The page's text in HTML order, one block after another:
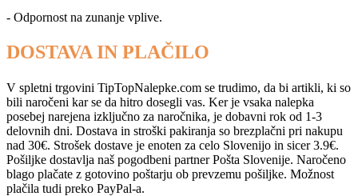
- Odpornost na zunanje vplive.
DOSTAVA IN PLAČILO
V spletni trgovini TipTopNalepke.com se trudimo, da bi artikli, ki so
bili naročeni kar se da hitro dosegli vas. Ker je vsaka nalepka
posebej narejena izključno za naročnika, je dobavni rok od 1-3
delovnih dni. Dostava in stroški pakiranja so brezplačni pri nakupu
nad 30€. Strošek dostave je enoten za celo Slovenijo in sicer 3.9€.
Pošiljke dostavlja naš pogodbeni partner Pošta Slovenije. Naročeno
blago plačate z gotovino poštarju ob prevzemu pošiljke. Možnost
plačila tudi preko PayPal-a.